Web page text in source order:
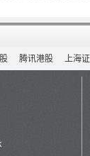
腾讯港股 上海